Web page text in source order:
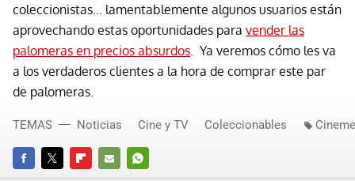
coleccionistas... lamentablemente algunos usuarios están
aprovechando estas oportunidades para vender las
palomeras en precios absurdos . Ya veremos cómo les va
a los verdaderos clientes a la hora de comprar este par
de palomeras.
TEMAS Noticias Cine y TV Coleccionables